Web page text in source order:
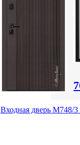
Входная дверь М748/